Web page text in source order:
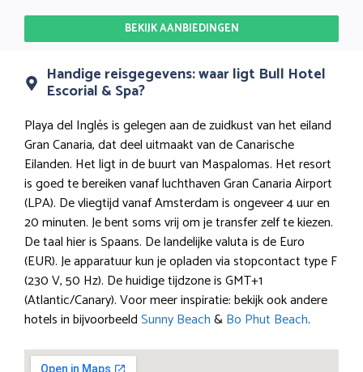
BEKIJK AANBIEDINGEN
Handige reisgegevens: waar ligt Bull Hotel
Escorial & Spa?
Playa del Inglés is gelegen aan de zuidkust van het eiland
Gran Canaria, dat deel uitmaakt van de Canarische
Eilanden. Het ligt in de buurt van Maspalomas. Het resort
is goed te bereiken vanaf luchthaven Gran Canaria Airport
(LPA). De vliegtijd vanaf Amsterdam is ongeveer 4 uur en
20 minuten. Je bent soms vrij om je transfer zelf te kiezen.
De taal hier is Spaans. De landelijke valuta is de Euro
(EUR). Je apparatuur kun je opladen via stopcontact type F
(230 V, 50 Hz). De huidige tijdzone is GMT+1
(Atlantic/Canary). Voor meer inspiratie: bekijk ook andere
hotels in bijvoorbeeldSunny Beach&Bo Phut Beach.